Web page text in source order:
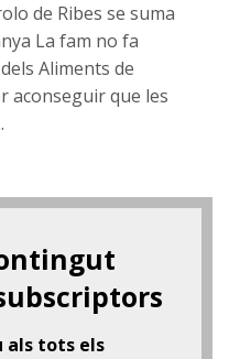
de Ribes se suma
La fam no fa
Aliments de
aconseguir que les
als tots els